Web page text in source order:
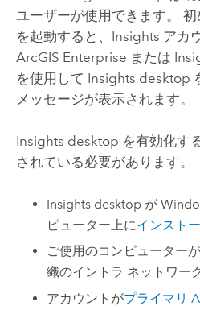
ユーザーが使用できます。
を起動すると、 Insights アカ
ArcGIS Enterprise または
を使用して Insights desktop
メッセージが表示されます。
Insights desktop を有効化す
されている必要があります。
Insights desktop が
ピューター上にインスト
ご使用のコンピューター
織のイントラ ネットワー
アカウントがプライマリ